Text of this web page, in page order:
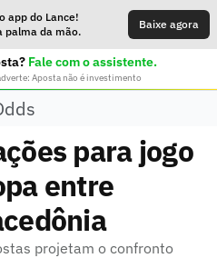
app do Lance!
palma da mão.
Baixe agora
Fale com o assistente.
Aposta não é investimento
para jogo
entre
projetam o confronto